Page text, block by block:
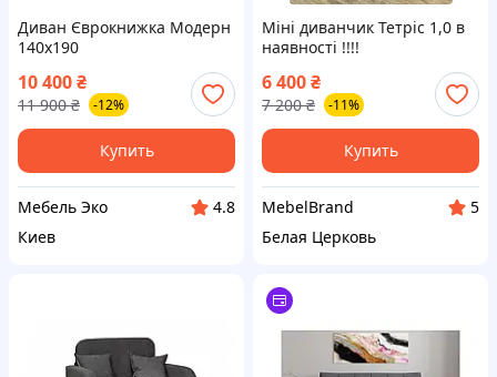
Диван Єврокнижка Модерн
140х190
10 400₴
11 900 ₴ -12%
Купить
Мебель Эко
4.8
Киев
Міні диванчик Тетріс 1,0 в
наявності !!!!
6 400₴
7 200 ₴ -11%
Купить
MebelBrand
5
Белая Церковь